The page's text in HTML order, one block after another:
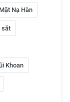
Mặt Nạ Hàn
sắt
Khoan